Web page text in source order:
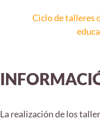
Ciclo de talleres
La realización de los